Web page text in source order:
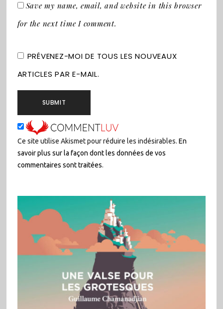
Save my name, email, and website in this browser
for the next time I comment.
PRÉVENEZ-MOI DE TOUS LES NOUVEAUX
ARTICLES PAR E-MAIL.
Ce site utilise Akismet pour réduire les indésirables. En
savoir plus sur la façon dont les données de vos
commentaires sont traitées.